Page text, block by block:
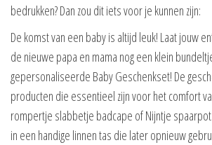
bedrukken? Dan zou dit iets voor je kunnen zijn:
De komst van een baby is altijd leuk! Laat jouw
de nieuwe papa en mama nog een klein
gepersonaliseerde Baby Geschenkset! De
producten die essentieel zijn voor het comfort
rompertje slabbetje badcape of Nijntje
in een handige linnen tas die later opnieuw